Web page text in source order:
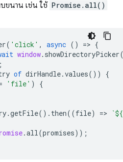
ขนาน เช่น ใช้ Promise.all()
( 'click' , async () => {
window. showDirectoryPicker
of dirHandle.values())
{
'file' )
{
.getFile(). then((file) => `${
.all(promises));